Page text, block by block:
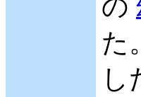
の
た
し